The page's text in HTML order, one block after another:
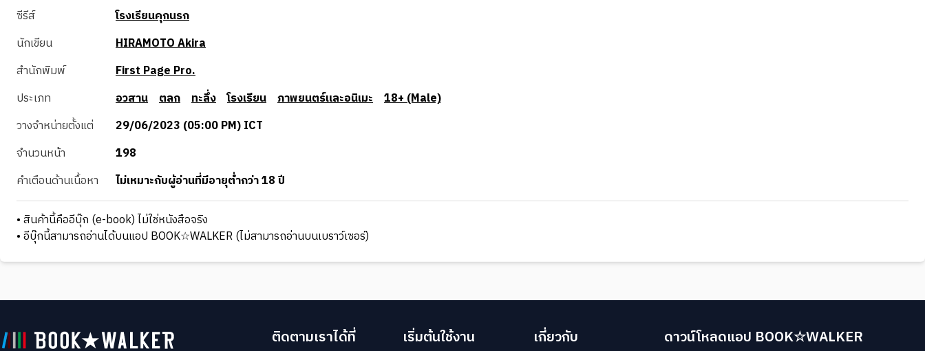
ซีรีส์
โรงเรียนคุกนรก
นักเขียน
HIRAMOTO Akira
สำนักพิมพ์
First Page Pro.
ประเภท
อวสาน ตลก ทะลึ่ง โรงเรียน ภาพยนตร์และอนิเมะ 18+ (Male)
วางจำหน่ายตั้งแต่
29/06/2023 (05:00 PM) ICT
จำนวนหน้า
198
คำเตือนด้านเนื้อหา
ไม่เหมาะกับผู้อ่านที่มีอายุต่ำกว่า 18 ปี
• สินค้านี้คืออีบุ๊ก (e-book) ไม่ใช่หนังสือจริง
• อีบุ๊กนี้สามารถอ่านได้บนแอป BOOK☆WALKER (ไม่สามารถอ่านบนเบราว์เซอร์)
ติดตามเราได้ที่ เริ่มต้นใช้งาน เกี่ยวกับ ดาวน์โหลดแอป BOOK☆WALKER